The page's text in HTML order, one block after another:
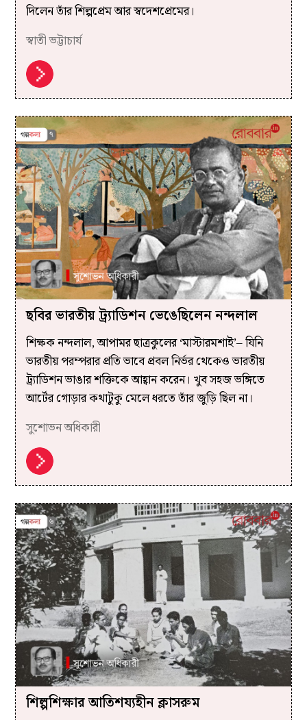
দিলেন তাঁর শিল্পপ্রেম আর স্বদেশপ্রেমের।
স্বাতী ভট্টাচার্য
ছবির ভারতীয় ট্র্যাডিশন ভেঙেছিলেন নন্দলাল
শিক্ষক নন্দলাল, আপামর ছাত্রকুলের ‘মাস্টারমশাই’– যিনি
ভারতীয় পরম্পরার প্রতি ভাবে প্রবল নির্ভর থেকেও ভারতীয়
ট্র্যাডিশন ভাঙার শক্তিকে আহ্বান করেন। খুব সহজ ভঙ্গিতে
আর্টের গোড়ার কথাটুকু মেলে ধরতে তাঁর জুড়ি ছিল না।
সুশোভন অধিকারী
শিল্পশিক্ষার আতিশয্যহীন ক্লাসরুম